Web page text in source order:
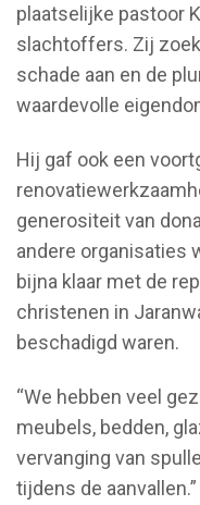
plaatselijke pastoor
slachtoffers. Zij
schade aan en de
waardevolle
Hij gaf ook een
generositeit van
andere organisaties
bijna klaar met de
christenen in
beschadigd waren.
“We hebben veel
meubels, bedden,
vervanging van
tijdens de